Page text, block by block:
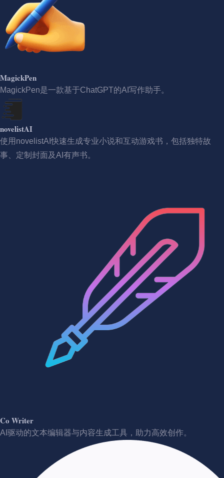
MagickPen
MagickPen是一款基于ChatGPT的AI写作助手。
novelistAI
使用novelistAI快速生成专业小说和互动游戏书，包括独特故
事、定制封面及AI有声书。
Co Writer
AI驱动的文本编辑器与内容生成工具，助力高效创作。